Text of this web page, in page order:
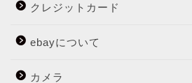
クレジットカード
ebayについて
カメラ